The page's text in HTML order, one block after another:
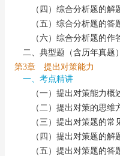
（四）综合分析题的解
（五）综合分析题的答
（六）综合分析题的作
二、典型题（含历年真题
第3章 提出对策能力
一、考点精讲
（一）提出对策能力概
（二）提出对策的思维
（三）提出对策题的常
（四）提出对策题的解
（五）提出对策题的答